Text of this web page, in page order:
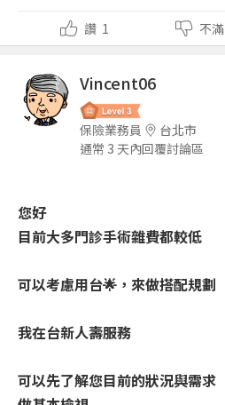
讚 1 不滿
Vincent06
保險業務員
台北市
通常 3 天內回覆討論區
您好
目前大多門診手術雜費都較低
可以考慮用台🌟，來做搭配規劃
我在台新人壽服務
可以先了解您目前的狀況與需求